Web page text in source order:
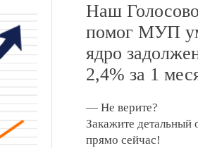
Наш
помог МУП
ядро
2,4% за 1
— Не верите?
Закажите детальный
прямо сейчас!